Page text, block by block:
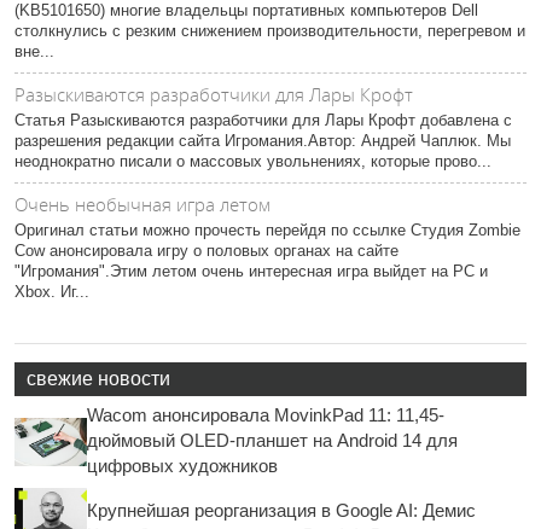
(KB5101650) многие владельцы портативных компьютеров Dell
столкнулись с резким снижением производительности, перегревом и
вне...
Разыскиваются разработчики для Лары Крофт
Статья Разыскиваются разработчики для Лары Крофт добавлена с
разрешения редакции сайта Игромания.Автор: Андрей Чаплюк. Мы
неоднократно писали о массовых увольнениях, которые прово...
Очень необычная игра летом
Оригинал статьи можно прочесть перейдя по ссылке Студия Zombie
Cow анонсировала игру о половых органах на сайте
"Игромания".Этим летом очень интересная игра выйдет на PC и
Xbox. Иг...
свежие новости
Wacom анонсировала MovinkPad 11: 11,45-
дюймовый OLED-планшет на Android 14 для
цифровых художников
Крупнейшая реорганизация в Google AI: Демис